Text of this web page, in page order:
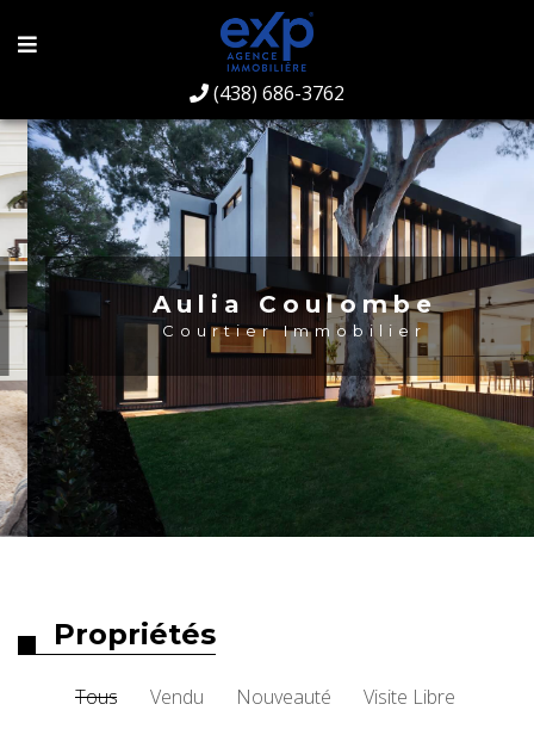
(438) 686-3762
Aulia Coulombe
Courtier Immobilier
Propriétés
Tous Vendu Nouveauté Visite Libre